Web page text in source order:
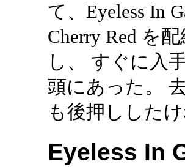
て、Eyeless In
Cherry Red を
し、 すぐに入
頭にあった。
も後押ししたけ
Eyeless In